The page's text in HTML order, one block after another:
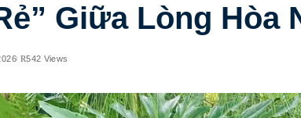
Giữa Lòng Hòa
542 Views